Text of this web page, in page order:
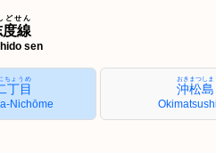
線
どせん
sen
丁目
ちょうめ
Nichōme
沖松島
おきまつしま